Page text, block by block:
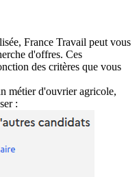
France Travail peut vous
d'offres. Ces
des critères que vous
métier d'ouvrier agricole,
: